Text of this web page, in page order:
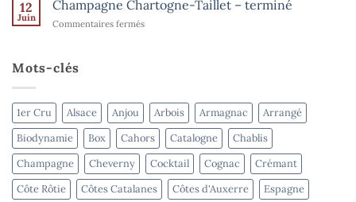
Spiritueux
–
terminé
12
Juin
Champagne Chartogne-Taillet – terminé
Commentaires ferméssur
Mots-clés
1er Cru Alsace Anjou Arbois Armagnac
Arrangé
Biodynamie
Box Cahors Catalogne
Chablis
Champagne
Cheverny Cocktail Cognac
Crémant
Côte Rôtie
Côtes Catalanes Côtes d'Auxerre
Espagne